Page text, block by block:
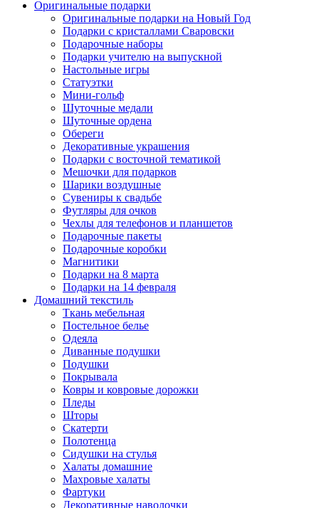
Оригинальные подарки
Оригинальные подарки на Новый Год
Подарки с кристаллами Сваровски
Подарочные наборы
Подарки учителю на выпускной
Настольные игры
Статуэтки
Мини-гольф
Шуточные медали
Шуточные ордена
Обереги
Декоративные украшения
Подарки с восточной тематикой
Мешочки для подарков
Шарики воздушные
Сувениры к свадьбе
Футляры для очков
Чехлы для телефонов и планшетов
Подарочные пакеты
Подарочные коробки
Магнитики
Подарки на 8 марта
Подарки на 14 февраля
Домашний текстиль
Ткань мебельная
Постельное белье
Одеяла
Диванные подушки
Подушки
Покрывала
Ковры и ковровые дорожки
Пледы
Шторы
Скатерти
Полотенца
Сидушки на стулья
Халаты домашние
Махровые халаты
Фартуки
Декоративные наволочки